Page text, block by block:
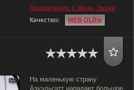
Приключения, Сэйнэн, Экшен
Качество:
WEB-DLRip
На маленькую страну
Азуэльгатт нападает большое